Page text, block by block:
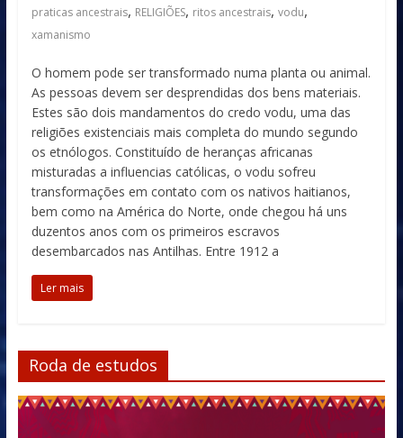
praticas ancestrais, RELIGIÕES, ritos ancestrais, vodu,
xamanismo
O homem pode ser transformado numa planta ou animal.
As pessoas devem ser desprendidas dos bens materiais.
Estes são dois mandamentos do credo vodu, uma das
religiões existenciais mais completa do mundo segundo
os etnólogos. Constituído de heranças africanas
misturadas a influencias católicas, o vodu sofreu
transformações em contato com os nativos haitianos,
bem como na América do Norte, onde chegou há uns
duzentos anos com os primeiros escravos
desembarcados nas Antilhas. Entre 1912 a
Ler mais
Roda de estudos